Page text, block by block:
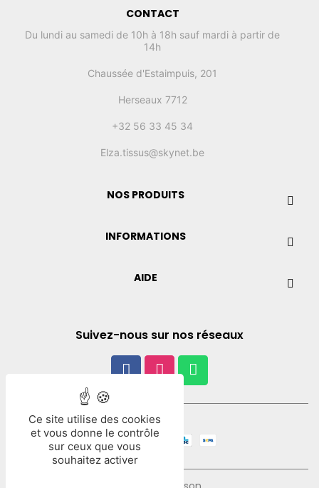
CONTACT
Du lundi au samedi de 10h à 18h sauf mardi à partir de
14h
Chaussée d'Estaimpuis, 201
Herseaux 7712
+32 56 33 45 34
Elza.tissus@skynet.be
NOS PRODUITS
INFORMATIONS
AIDE
Suivez-nous sur nos réseaux
Paiement
Ce site utilise des cookies
et vous donne le contrôle
sur ceux que vous
souhaitez activer